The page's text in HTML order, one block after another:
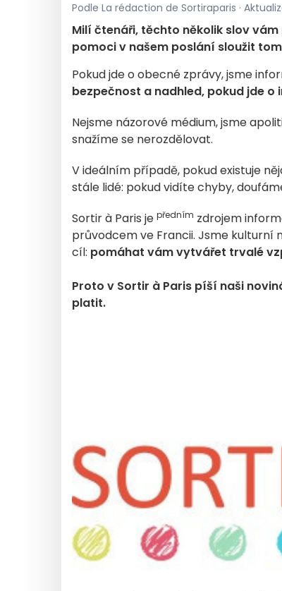
Podle La rédaction de Sortiraparis ·
Milí čtenáři, těchto několik slov
pomoci v našem poslání sloužit
Pokud jde o obecné zprávy, jsme
bezpečnost a nadhled, pokud jde o
Nejsme názorové médium, jsme
snažíme se nerozdělovat.
V ideálním případě, pokud existuje
stále lidé: pokud vidíte chyby,
Sortir à Paris je předním zdrojem
průvodcem ve Francii. Jsme kulturní
cíl: pomáhat vám vytvářet trvalé
Proto v Sortir à Paris píší naši
platit.